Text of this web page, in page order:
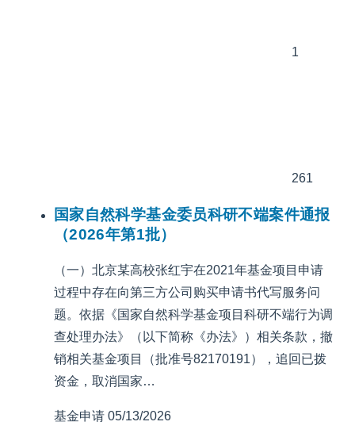
1
261
国家自然科学基金委员科研不端案件通报
（2026年第1批）
（一）北京某高校张红宇在2021年基金项目申请
过程中存在向第三方公司购买申请书代写服务问
题。依据《国家自然科学基金项目科研不端行为调
查处理办法》（以下简称《办法》）相关条款，撤
销相关基金项目（批准号82170191），追回已拨
资金，取消国家…
基金申请 05/13/2026